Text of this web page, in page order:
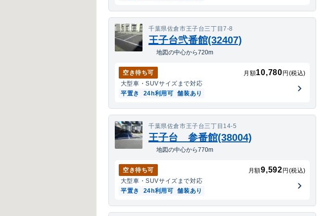
千葉県佐倉市王子台三丁目7-8
王子台弐番館(32407)
地図の中心から720m
空き待ち可 月額10,780 円(税込)
大型車・SUVサイズまで対応
平置き
24h利用可 舗装あり
千葉県佐倉市王子台三丁目14-5
王子台 参番館(38004)
地図の中心から770m
空き待ち可 月額9,592 円(税込)
大型車・SUVサイズまで対応
平置き
24h利用可 舗装あり